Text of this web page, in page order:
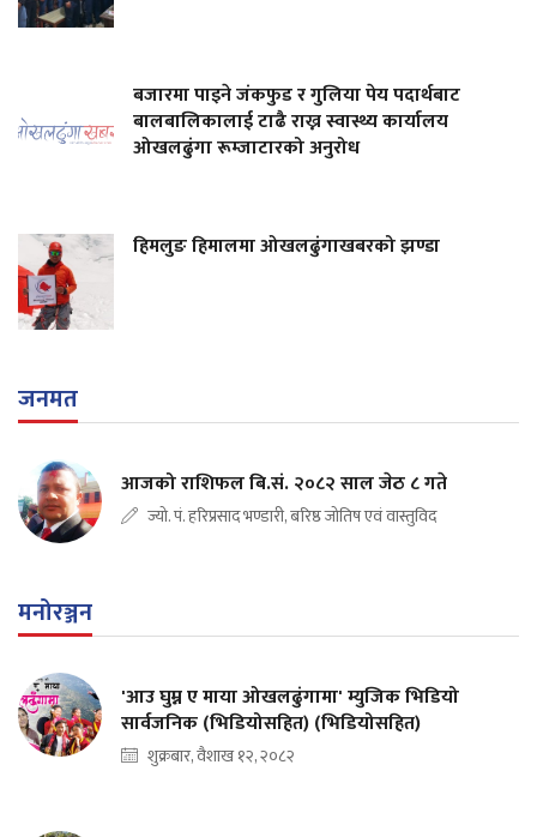
बजारमा पाइने जंकफुड र गुलिया पेय पदार्थबाट
बालबालिकालाई टाढै राख्न स्वास्थ्य कार्यालय
ओखलढुंगा रूम्जाटारको अनुरोध
हिमलुङ हिमालमा ओखलढुंगाखबरको झण्डा
जनमत
आजको राशिफल बि.सं. २०८२ साल जेठ ८ गते
ज्यो. पं. हरिप्रसाद भण्डारी, बरिष्ठ जोतिष एवं वास्तुविद
मनोरञ्जन
'आउ घुम्न ए माया ओखलढुंगामा' म्युजिक भिडियो
सार्वजनिक (भिडियोसहित) (भिडियोसहित)
शुक्रबार, वैशाख १२, २०८२